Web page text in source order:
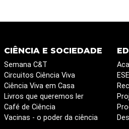
CIÊNCIA E SOCIEDADE
Semana C&T
Circuitos Ciência Viva
Ciência Viva em Casa
Livros que queremos ler
Café de Ciência
Vacinas - o poder da ciência